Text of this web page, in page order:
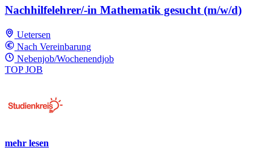
Nachhilfelehrer/-in Mathematik gesucht (m/w/d)
Uetersen
Nach Vereinbarung
Nebenjob/Wochenendjob
TOP JOB
mehr lesen